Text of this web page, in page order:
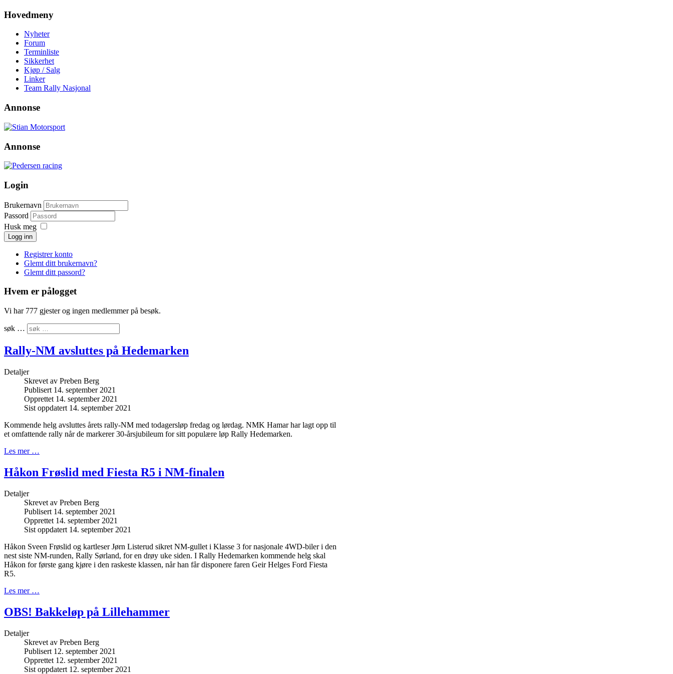
Hovedmeny
Nyheter
Forum
Terminliste
Sikkerhet
Kjøp / Salg
Linker
Team Rally Nasjonal
Annonse
Annonse
Login
Brukernavn
Passord
Husk meg
Logg inn
Registrer konto
Glemt ditt brukernavn?
Glemt ditt passord?
Hvem er pålogget
Vi har 777 gjester og ingen medlemmer på besøk.
søk …
Rally-NM avsluttes på Hedemarken
Detaljer
Skrevet av Preben Berg
Publisert 14. september 2021
Opprettet 14. september 2021
Sist oppdatert 14. september 2021
Kommende helg avsluttes årets rally-NM med todagersløp fredag og lørdag. NMK Hamar har lagt opp til
et omfattende rally når de markerer 30-årsjubileum for sitt populære løp Rally Hedemarken.
Les mer …
Håkon Frøslid med Fiesta R5 i NM-finalen
Detaljer
Skrevet av Preben Berg
Publisert 14. september 2021
Opprettet 14. september 2021
Sist oppdatert 14. september 2021
Håkon Sveen Frøslid og kartleser Jørn Listerud sikret NM-gullet i Klasse 3 for nasjonale 4WD-biler i den
nest siste NM-runden, Rally Sørland, for en drøy uke siden. I Rally Hedemarken kommende helg skal
Håkon for første gang kjøre i den raskeste klassen, når han får disponere faren Geir Helges Ford Fiesta
R5.
Les mer …
OBS! Bakkeløp på Lillehammer
Detaljer
Skrevet av Preben Berg
Publisert 12. september 2021
Opprettet 12. september 2021
Sist oppdatert 12. september 2021